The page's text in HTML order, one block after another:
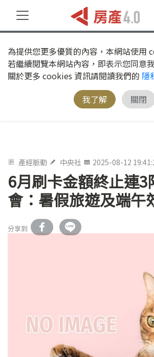
為提供您更多優質的內容，本網站使用
若繼續閱覽本網站內容，即表示您同意
關於更多 cookies 資訊請閱讀我們的 隱
我了解
關閉
產經脈動 中央社 2025-08-12
6月刷卡金額終止連
會：暑假旅遊及端午
分享到